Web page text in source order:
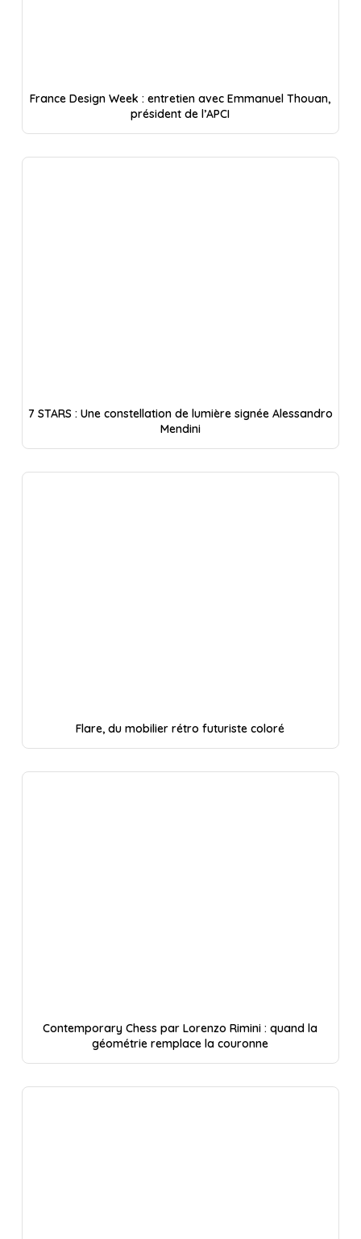
France Design Week : entretien avec Emmanuel Thouan,
président de l’APCI
7 STARS : Une constellation de lumière signée Alessandro
Mendini
Flare, du mobilier rétro futuriste coloré
Contemporary Chess par Lorenzo Rimini : quand la
géométrie remplace la couronne